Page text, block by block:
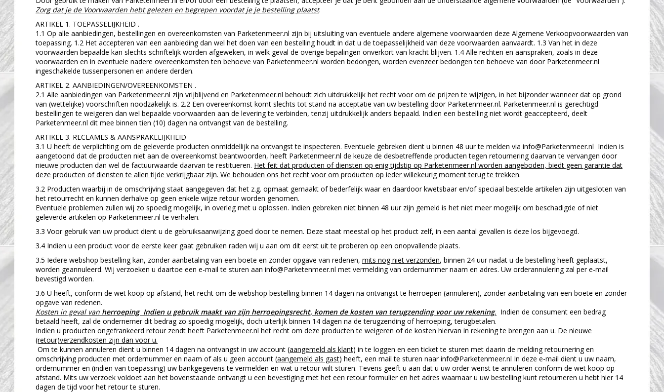
Zorg dat je de Voorwaarden hebt gelezen en begrepen voordat je je bestelling plaatst.
ARTIKEL 1. TOEPASSELIJKHEID .
1.1 Op alle aanbiedingen, bestellingen en overeenkomsten van Parketenmeer.nl zijn bij uitsluiting van eventuele andere algemene voorwaarden deze Algemene Verkoopvoorwaarden van
toepassing. 1.2 Het accepteren van een aanbieding dan wel het doen van een bestelling houdt in dat u de toepasselijkheid van deze voorwaarden aanvaardt. 1.3 Van het in deze
voorwaarden bepaalde kan slechts schriftelijk worden afgeweken, in welk geval de overige bepalingen onverkort van kracht blijven. 1.4 Alle rechten en aanspraken, zoals in deze
voorwaarden en in eventuele nadere overeenkomsten ten behoeve van Parketenmeer.nl worden bedongen, worden evenzeer bedongen ten behoeve van door Parketenmeer.nl
ingeschakelde tussenpersonen en andere derden.
ARTIKEL 2. AANBIEDINGEN/OVEREENKOMSTEN .
2.1 Alle aanbiedingen van Parketenmeer.nl zijn vrijblijvend en Parketenmeer.nl behoudt zich uitdrukkelijk het recht voor om de prijzen te wijzigen, in het bijzonder wanneer dat op grond
van (wettelijke) voorschriften noodzakelijk is. 2.2 Een overeenkomst komt slechts tot stand na acceptatie van uw bestelling door Parketenmeer.nl. Parketenmeer.nl is gerechtigd
bestellingen te weigeren dan wel bepaalde voorwaarden aan de levering te verbinden, tenzij uitdrukkelijk anders bepaald. Indien een bestelling niet wordt geaccepteerd, deelt
Parketenmeer.nl dit mee binnen tien (10) dagen na ontvangst van de bestelling.
ARTIKEL 3. RECLAMES & AANSPRAKELIJKHEID
3.1 U heeft de verplichting om de geleverde producten onmiddellijk na ontvangst te inspecteren. Eventuele gebreken dient u binnen 48 uur te melden via info@Parketenmeer.nl Indien is
aangetoond dat de producten niet aan de overeenkomst beantwoorden, heeft Parketenmeer.nl de keuze de desbetreffende producten tegen retournering daarvan te vervangen door
nieuwe producten dan wel de factuurwaarde daarvan te restitueren. Het feit dat producten of diensten op enig tijdstip op Parketenmeer.nl worden aangeboden, biedt geen garantie dat
deze producten of diensten te allen tijde verkrijgbaar zijn. We behouden ons het recht voor om producten op ieder willekeurig moment terug te trekken.
3.2 Producten waarbij in de omschrijving staat aangegeven dat het z.g. opmaat gemaakt of bederfelijk waar en daardoor kwetsbaar en/of speciaal bestelde artikelen zijn uitgesloten van
het retourrecht en kunnen derhalve op geen enkele wijze retour worden genomen.
Eventuele problemen zullen wij zo spoedig mogelijk, in overleg met u oplossen. Indien gebreken niet binnen 48 uur zijn gemeld is het niet meer mogelijk om beschadigde of niet
geleverde artikelen op Parketenmeer.nl te verhalen.
3.3 Voor gebruik van uw product dient u de gebruiksaanwijzing goed door te nemen. Deze staat meestal op het product zelf, in een aantal gevallen is deze los bijgevoegd.
3.4 Indien u een product voor de eerste keer gaat gebruiken raden wij u aan om dit eerst uit te proberen op een onopvallende plaats.
3.5 Iedere webshop bestelling kan, zonder aanbetaling van een boete en zonder opgave van redenen, mits nog niet verzonden, binnen 24 uur nadat u de bestelling heeft geplaatst,
worden geannuleerd. Wij verzoeken u daartoe een e-mail te sturen aan info@Parketenmeer.nl met vermelding van ordernummer naam en adres. Uw orderannulering zal per e-mail
bevestigd worden.
3.6 U heeft, conform de wet koop op afstand, het recht om de webshop bestelling binnen 14 dagen na ontvangst te herroepen (annuleren), zonder aanbetaling van een boete en zonder
opgave van redenen.
Kosten in geval van herroeping Indien u gebruik maakt van zijn herroepingsrecht, komen de kosten van terugzending voor uw rekening. Indien de consument een bedrag
betaald heeft, zal de ondernemer dit bedrag zo spoedig mogelijk, doch uiterlijk binnen 14 dagen na de terugzending of herroeping, terugbetalen.
Indien u producten ongefrankeerd retour zendt heeft Parketenmeer.nl het recht om deze producten te weigeren of de kosten hiervan in rekening te brengen aan u. De nieuwe
(retour)verzendkosten zijn dan voor u.
Om te kunnen annuleren dient u binnen 14 dagen na ontvangst in uw account (aangemeld als klant) in te loggen en een ticket te sturen met daarin de melding retournering en
omschrijving producten met ordernummer en naam of als u geen account (aangemeld als gast) heeft, een mail te sturen naarinfo@Parketenmeer.nl In deze e-mail dient u uw naam,
ordernummer en (indien van toepassing) uw bankgegevens te vermelden en wat u retour wilt sturen. Tevens geeft u aan dat u uw order wenst te annuleren conform de wet koop op
afstand. Mits uw verzoek voldoet aan het bovenstaande ontvangt u een bevestiging met het een retour formulier en het adres waarnaar u uw bestelling kunt retourneren u hebt hier 14
dagen de tijd voor het retour te sturen.